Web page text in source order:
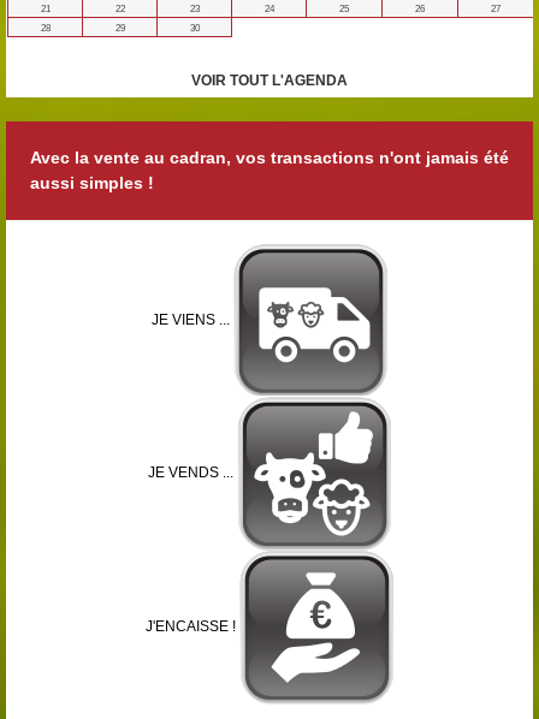
21
22 23 24 25 26
27
28
29 30
VOIR TOUT L'AGENDA
Avec la vente au cadran, vos transactions n'ont jamais été
aussi simples !
JE VIENS ...
JE VENDS ...
J'ENCAISSE !